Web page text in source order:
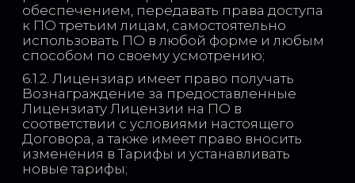
обеспечением, передавать права доступа
к ПО третьим лицам, самостоятельно
использовать ПО в любой форме и любым
способом по своему усмотрению;
6.1.2. Лицензиар имеет право получать
Вознаграждение за предоставленные
Лицензиату Лицензии на ПО в
соответствии с условиями настоящего
Договора, а также имеет право вносить
изменения в Тарифы и устанавливать
новые тарифы;